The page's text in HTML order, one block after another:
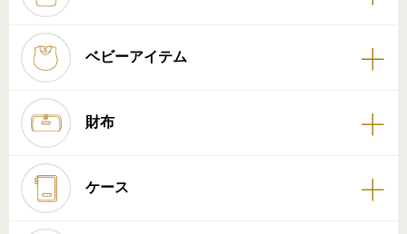
ベビーアイテム
財布
ケース